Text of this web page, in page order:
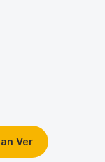
Ver